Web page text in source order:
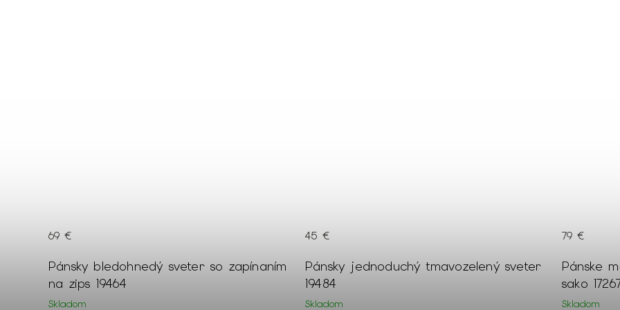
Pánsky jednoduchý tmavozelený sveter
19484
Skladom
45 €
Pánske modré oblekové kockované
sako 17267
Skladom
79 €
Biela
jemným
21585
45 €